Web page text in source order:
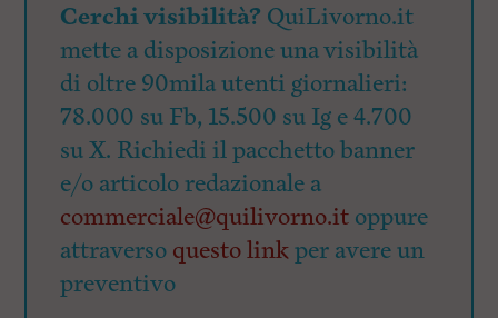
Cerchi visibilità? QuiLivorno.it
mette a disposizione una visibilità
di oltre 90mila utenti giornalieri:
78.000 su Fb, 15.500 su Ig e 4.700
su X. Richiedi il pacchetto banner
e/o articolo redazionale a
commerciale@quilivorno.it oppure
attraverso questo linkper avere un
preventivo